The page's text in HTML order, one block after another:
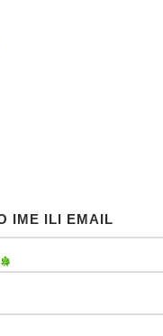
IME ILI EMAIL